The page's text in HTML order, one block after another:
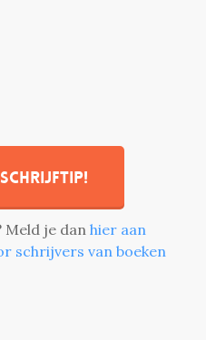
schrijftip!
Meld je dan hier aan
schrijvers van boeken